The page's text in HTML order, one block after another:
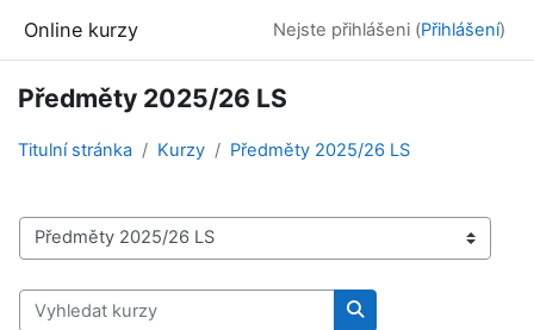
Online kurzy Nejste přihlášeni (Přihlášení)
Předměty 2025/26 LS
Titulní stránka Kurzy Předměty 2025/26 LS
Kategorie kurzů
Vyhledat kurzy